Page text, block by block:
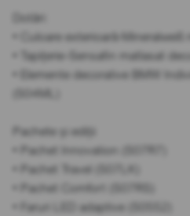
Dotări:
• Culoare exterioară-Mineralweiß
• Tapițerie-Sensafin matlasat
• Elemente decorative BMW
(S04ML)
Pachete și ediții
• Pachet Innovation (S07R7)
• Pachet Travel (S07LK)
• Pachet Comfort (S07RS)
• Faruri LED adaptive (S0552)